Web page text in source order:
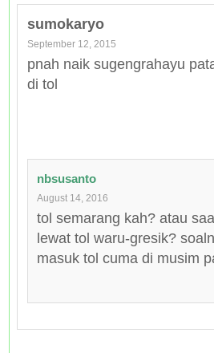
sumokaryo
September 12, 2015
pnah naik sugengrahayu
di tol
nbsusanto
August 14, 2016
tol semarang kah? atau
lewat tol waru-gresik?
masuk tol cuma di musim